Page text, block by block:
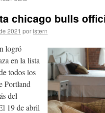
chicago bulls
2021 poristern
logró
en la lista
todos los
Portland
del
19 de abril